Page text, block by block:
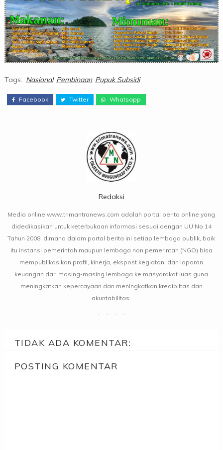
Tags: Nasional Pembinaan Pupuk Subsidi
Facebook Twitter Whatsapp
Redaksi
Media online www.trimantranews.com adalah portal berita online yang
didedikasikan untuk keterbukaan informasi sesuai dengan UU No.14
Tahun 2008, dimana dalam portal berita ini setiap lembaga publik, baik
itu instansi pemerintah maupun lembaga non pemerintah (NGO) bisa
mempublikasikan profil, kinerja, ekspost kegiatan, dan laporan
keuangan dari masing-masing lembaga ke masyarakat luas guna
meningkatkan kepercayaan dan meningkatkan kredibiltas dan
akuntabilitas.
TIDAK ADA KOMENTAR:
POSTING KOMENTAR